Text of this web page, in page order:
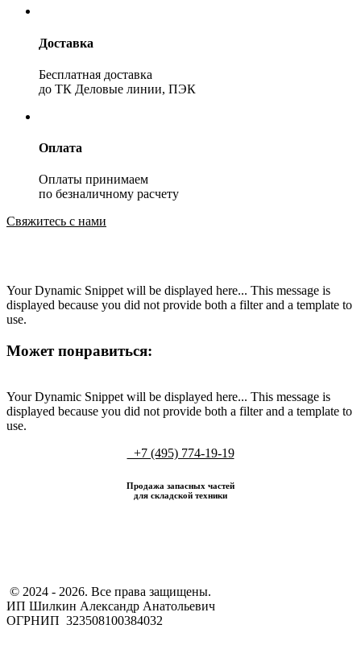
Доставка
Бесплатная доставка
до ТК Деловые линии, ПЭК
Оплата
Оплаты принимаем
по безналичному расчету
Свяжитесь с нами
Your Dynamic Snippet will be displayed here... This message is
displayed because you did not provide both a filter and a template to
use.
Может понравиться:
Your Dynamic Snippet will be displayed here... This message is
displayed because you did not provide both a filter and a template to
use.
+7 (495) 774-19-19
Продажа запасных частей
для складской техники
​ © 2024 - 2026. Все права защищены.
ИП Шилкин Александр Анатольевич
ОГРНИП 323508100384032